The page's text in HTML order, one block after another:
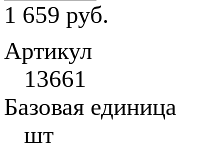
1 659 руб.
Артикул
13661
Базовая единица
шт